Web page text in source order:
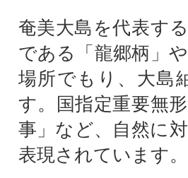
奄美大島を代表す
である「龍郷柄」
場所でもり、大島
す。国指定重要無
事」など、自然に
表現されています。